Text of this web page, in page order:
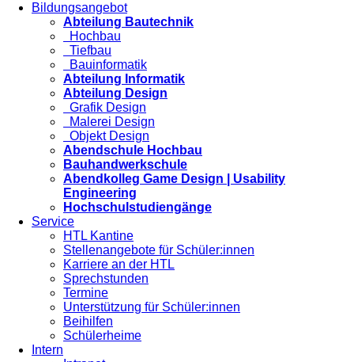
Bildungsangebot
Abteilung Bautechnik
Hochbau
Tiefbau
Bauinformatik
Abteilung Informatik
Abteilung Design
Grafik Design
Malerei Design
Objekt Design
Abendschule Hochbau
Bauhandwerkschule
Abendkolleg Game Design | Usability
Engineering
Hochschulstudiengänge
Service
HTL Kantine
Stellenangebote für Schüler:innen
Karriere an der HTL
Sprechstunden
Termine
Unterstützung für Schüler:innen
Beihilfen
Schülerheime
Intern